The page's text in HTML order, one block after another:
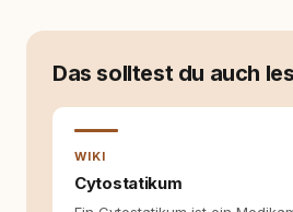
weniger guten
erlebt habe, wie
bewusst gute
als Content Managerin
Das solltest du auch
WIKI
Cytostatikum